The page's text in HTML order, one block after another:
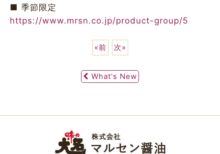
■ 季節限定
https://www.mrsn.co.jp/product-group/5
«前 次»
What's New